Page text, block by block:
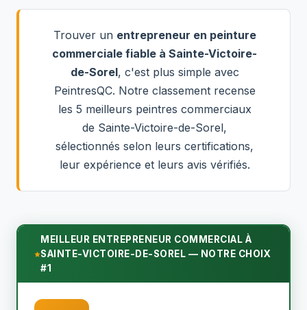
Trouver un entrepreneur en peinture
commerciale fiable à Sainte-Victoire-
de-Sorel, c'est plus simple avec
PeintresQC. Notre classement recense
les 5 meilleurs peintres commerciaux
de Sainte-Victoire-de-Sorel,
sélectionnés selon leurs certifications,
leur expérience et leurs avis vérifiés.
MEILLEUR ENTREPRENEUR COMMERCIAL À
SAINTE-VICTOIRE-DE-SOREL — NOTRE CHOIX
#1